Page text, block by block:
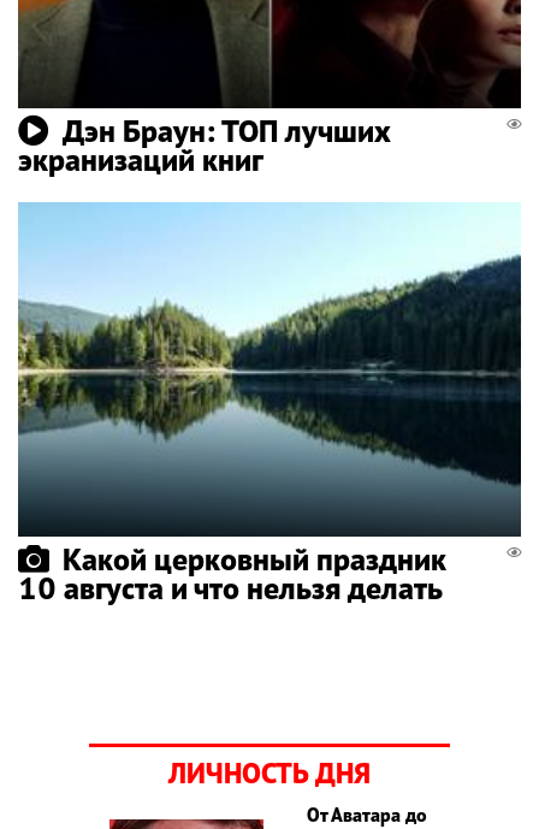
Дэн Браун: ТОП лучших
экранизаций книг
Какой церковный праздник
10 августа и что нельзя делать
ЛИЧНОСТЬ ДНЯ
От Аватара до